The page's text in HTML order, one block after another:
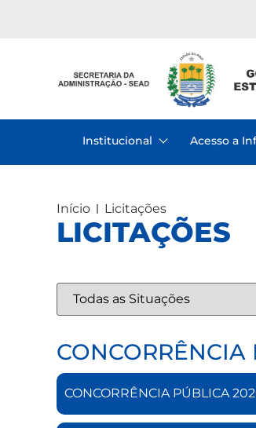
Institucional Acesso a
Início Licitações
LICITAÇÕES
CONCORRÊNCIA PÚBLICA